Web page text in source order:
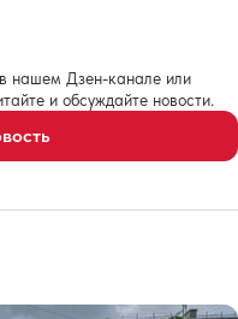
нашем Дзен-канале или
и обсуждайте новости.